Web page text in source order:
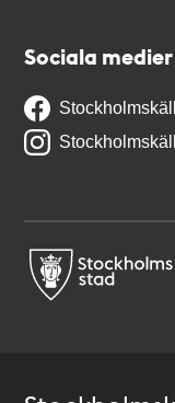
Sociala medier